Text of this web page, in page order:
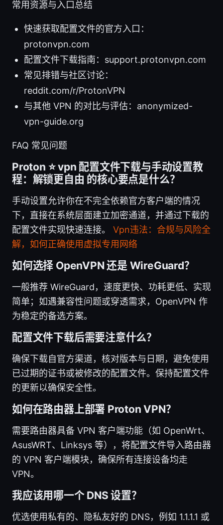
常用资源与入口总结
快速获取配置文件的官方入口：
protonvpn.com
配置文件下载指南：support.protonvpn.com
常见排错与社区讨论：
reddit.com/r/ProtonVPN
与其他 VPN 的对比与评估：anonymized-
vpn-guide.org
FAQ 常见问题
Proton ⭐ vpn 配置文件下载与手动设置教
程：解锁更自由 的核心要点是什么？
手动设置允许你在不完全依赖官方客户端的情况
下，直接在系统层面建立加密通道，并通过下载的
配置文件实现快速连接。 Vpn违法：合规与风险全
解，如何正确使用虚拟专用网络
如何选择 OpenVPN 还是 WireGuard？
一般推荐 WireGuard，速度更快、功耗更低、实现
简单；如遇兼容性问题或穿透需求，OpenVPN 作
为稳定的备选方案。
配置文件下载后需要注意什么？
确保下载自官方渠道，核对版本与日期，避免使用
已过期的证书或被修改的配置文件。保持配置文件
的更新以确保安全性。
如何在路由器上部署 Proton VPN？
需要路由器具备 VPN 客户端功能（如 OpenWrt、
AsusWRT、Linksys 等），将配置文件导入路由器
的 VPN 客户端模块，确保所有连接设备均走
VPN。
我应该用哪一个 DNS 设置？
优选使用私有的、隐私友好的 DNS，例如 1.1.1.1 或